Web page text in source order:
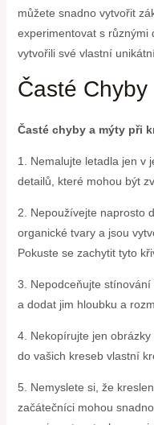
můžete snadno vytvořit
experimentovat s různými
vytvořili své vlastní
Časté Chyby
Časté chyby a mýty při
1. Nemalujte letadla jen v
detailů, které mohou být
2. Nepoužívejte naprosto
organické tvary a jsou
Pokuste se zachytit tyto
3. Nepodceňujte
a dodat jim hloubku a
4. Nekopírujte jen
do vašich kreseb vlastní
5. Nemyslete si, že
začátečníci mohou